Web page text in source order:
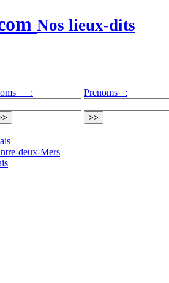
Nos lieux-dits
: Prenoms :
deux-Mers